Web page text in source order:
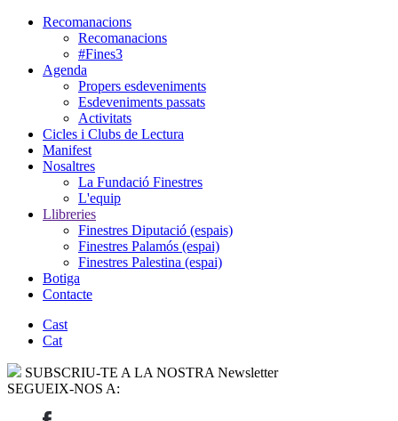
Recomanacions
Recomanacions
#Fines3
Agenda
Propers esdeveniments
Esdeveniments passats
Activitats
Cicles i Clubs de Lectura
Manifest
Nosaltres
La Fundació Finestres
L'equip
Llibreries
Finestres Diputació (espais)
Finestres Palamós (espai)
Finestres Palestina (espai)
Botiga
Contacte
Cast
Cat
SUBSCRIU-TE A LA NOSTRA Newsletter
SEGUEIX-NOS A: